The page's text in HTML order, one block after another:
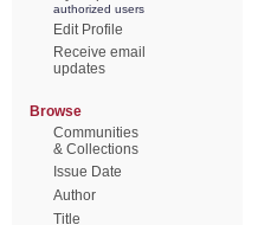
authorized users
Edit Profile
Receive email
updates
Browse
Communities
& Collections
Issue Date
Author
Title